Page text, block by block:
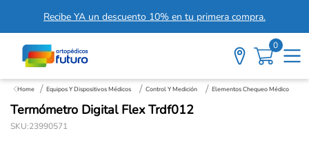
Recibe YA un descuento 10% en tu primera compra.
0
Equipos Y Dispositivos Médicos Control Y Medición Elementos Chequeo Médico
Termómetro Digital Flex Trdf012
SKU:23990571